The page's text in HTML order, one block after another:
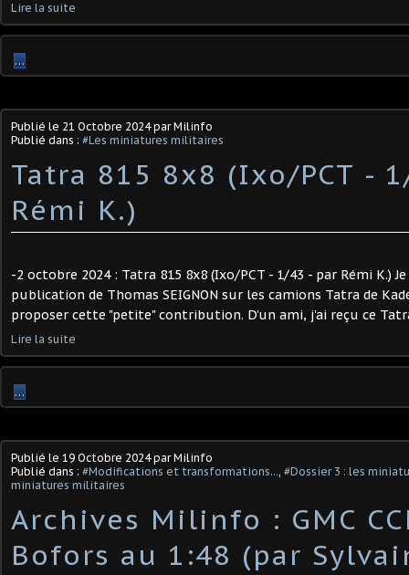
Lire la suite
…
Publié le 21 Octobre 2024par Milinfo
Publié dans : #Les miniatures militaires
Tatra 815 8x8 (Ixo/PCT -
Rémi K.)
-2 octobre 2024 : Tatra 815 8x8 (Ixo/PCT - 1/43 - par Rémi K.)
publication de Thomas SEIGNON sur les camions Tatra de
proposer cette "petite" contribution. D'un ami, j'ai reçu ce
Lire la suite
…
Publié le 19 Octobre 2024par Milinfo
Publié dans : #Modifications et transformations..., #Dossier 3 : les
miniatures militaires
Archives Milinfo : GMC
Bofors au 1:48 (par